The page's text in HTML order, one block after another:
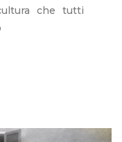
che tutti